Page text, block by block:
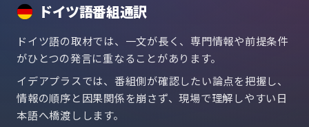
ドイツ語番組通訳
ドイツ語の取材では、一文が長く、専門情報や前提条件
がひとつの発言に重なることがあります。
イデアプラスでは、番組側が確認したい論点を把握し、
情報の順序と因果関係を崩さず、現場で理解しやすい日
本語へ橋渡しします。